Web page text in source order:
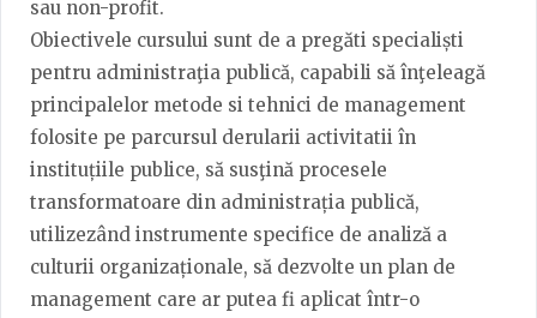
sau non-profit.
Obiectivele cursului sunt de a pregăti specialiști
pentru administraţia publică, capabili să înţeleagă
principalelor metode si tehnici de management
folosite pe parcursul derularii activitatii în
instituțiile publice, să susţină procesele
transformatoare din administrația publică,
utilizezând instrumente specifice de analiză a
culturii organizaționale, să dezvolte un plan de
management care ar putea fi aplicat într-o